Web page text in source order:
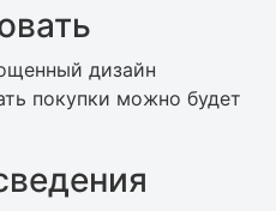
дизайн
покупки можно будет